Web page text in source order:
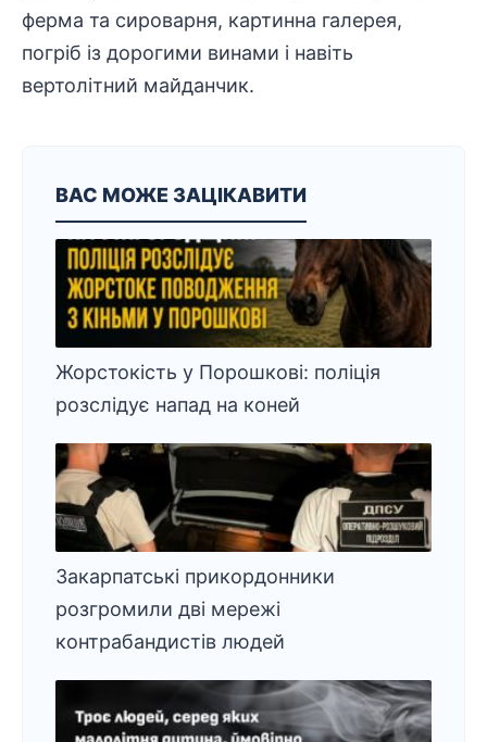
ферма та сироварня, картинна галерея,
погріб із дорогими винами і навіть
вертолітний майданчик.
ВАС МОЖЕ ЗАЦІКАВИТИ
Жорстокість у Порошкові: поліція
розслідує напад на коней
Закарпатські прикордонники
розгромили дві мережі
контрабандистів людей